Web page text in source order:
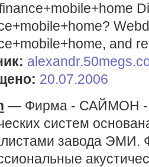
and
20.07.2006
— Фирма - САЙМОН -
систем
завода ЭМИ.